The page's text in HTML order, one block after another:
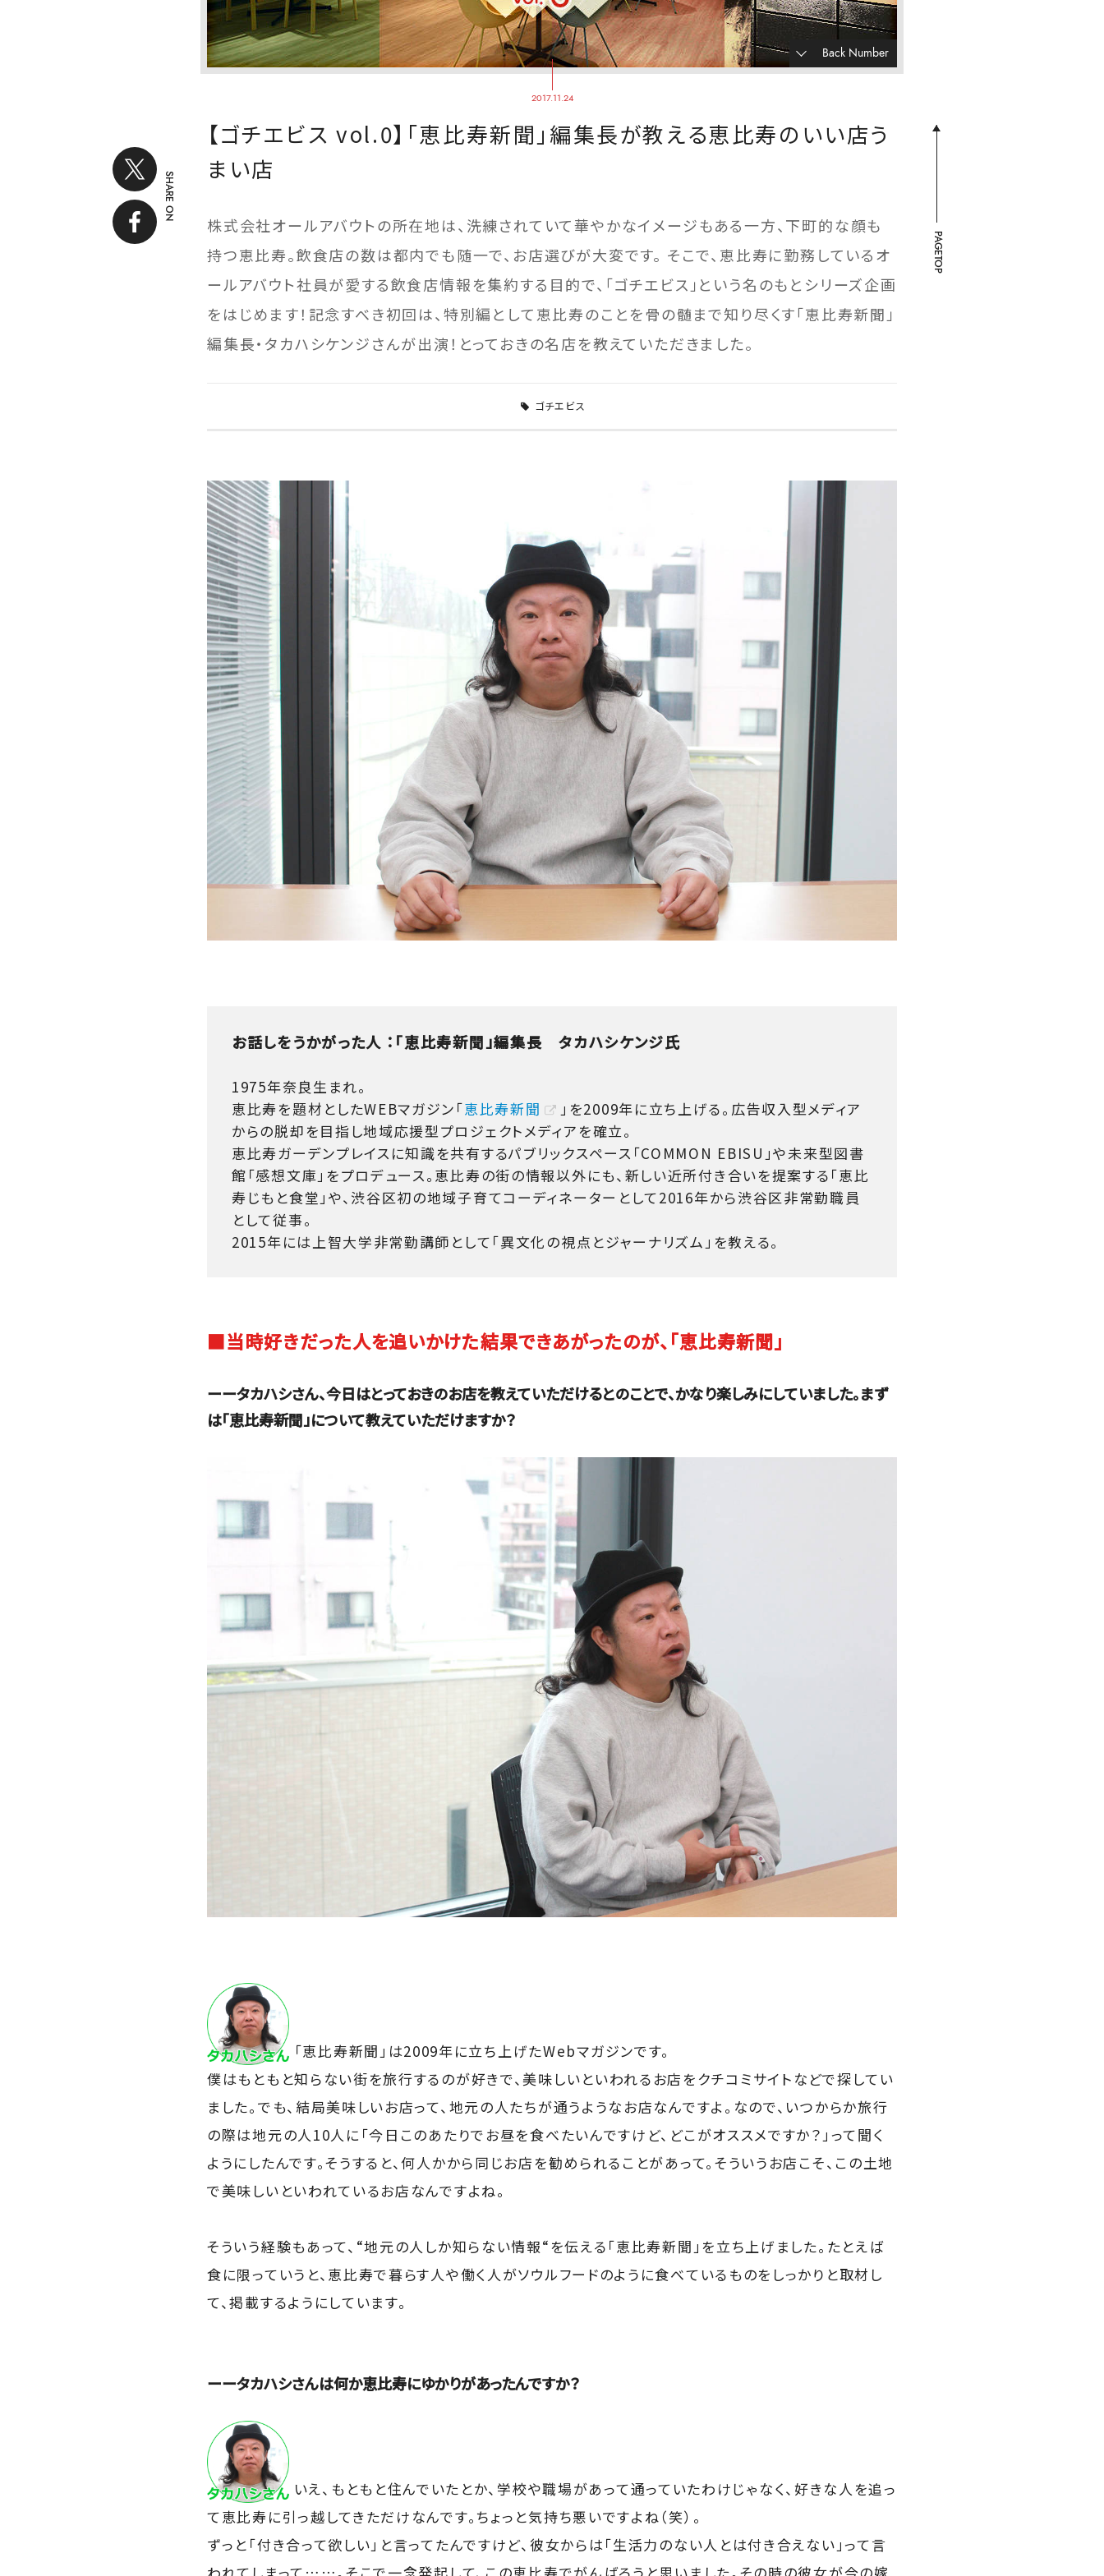
Back Number
2017.11.24
SHARE ON
【ゴチエビス vol.0】「恵比寿新聞」編集長が教える恵比寿のいい店う
まい店
株式会社オールアバウトの所在地は、洗練されていて華やかなイメージもある一方、下町的な顔も
持つ恵比寿。飲食店の数は都内でも随一で、お店選びが大変です。 そこで、恵比寿に勤務しているオ
ールアバウト社員が愛する飲食店情報を集約する目的で、「ゴチエビス」という名のもとシリーズ企画
をはじめます！記念すべき初回は、特別編として恵比寿のことを骨の髄まで知り尽くす「恵比寿新聞」
編集長・タカハシケンジさんが出演！とっておきの名店を教えていただきました。
ゴチエビス
お話しをうかがった人 ：「恵比寿新聞」編集長 タカハシケンジ氏
1975年奈良生まれ。
恵比寿を題材としたWEBマガジン「恵比寿新聞
」を2009年に立ち上げる。広告収入型メディア
からの脱却を目指し地域応援型プロジェクトメディアを確立。
恵比寿ガーデンプレイスに知識を共有するパブリックスペース「COMMON EBISU」や未来型図書
館「感想文庫」をプロデュース。恵比寿の街の情報以外にも、新しい近所付き合いを提案する「恵比
寿じもと食堂」や、渋谷区初の地域子育てコーディネーターとして2016年から渋谷区非常勤職員
として従事。
2015年には上智大学非常勤講師として「異文化の視点とジャーナリズム」を教える。
■当時好きだった人を追いかけた結果できあがったのが、「恵比寿新聞」
ーータカハシさん、今日はとっておきのお店を教えていただけるとのことで、かなり楽しみにしていました。まず
は「恵比寿新聞」について教えていただけますか？
「恵比寿新聞」は2009年に立ち上げたWebマガジンです。
僕はもともと知らない街を旅行するのが好きで、美味しいといわれるお店をクチコミサイトなどで探してい
ました。でも、結局美味しいお店って、地元の人たちが通うようなお店なんですよ。なので、いつからか旅行
の際は地元の人10人に「今日このあたりでお昼を食べたいんですけど、どこがオススメですか？」って聞く
ようにしたんです。そうすると、何人かから同じお店を勧められることがあって。そういうお店こそ、この土地
で美味しいといわれているお店なんですよね。
そういう経験もあって、“地元の人しか知らない情報“を伝える「恵比寿新聞」を立ち上げました。たとえば
食に限っていうと、恵比寿で暮らす人や働く人がソウルフードのように食べているものをしっかりと取材し
て、掲載するようにしています。
ーータカハシさんは何か恵比寿にゆかりがあったんですか？
いえ、もともと住んでいたとか、学校や職場があって通っていたわけじゃなく、好きな人を追っ
て恵比寿に引っ越してきただけなんです。ちょっと気持ち悪いですよね（笑）。
ずっと「付き合って欲しい」と言ってたんですけど、彼女からは「生活力のない人とは付き合えない」って言
PAGETOP